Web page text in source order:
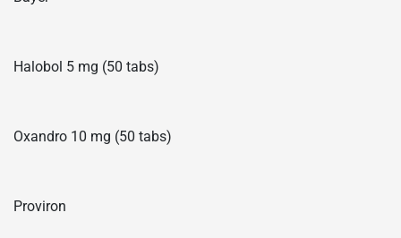
Halobol 5 mg (50 tabs)
Oxandro 10 mg (50 tabs)
Proviron